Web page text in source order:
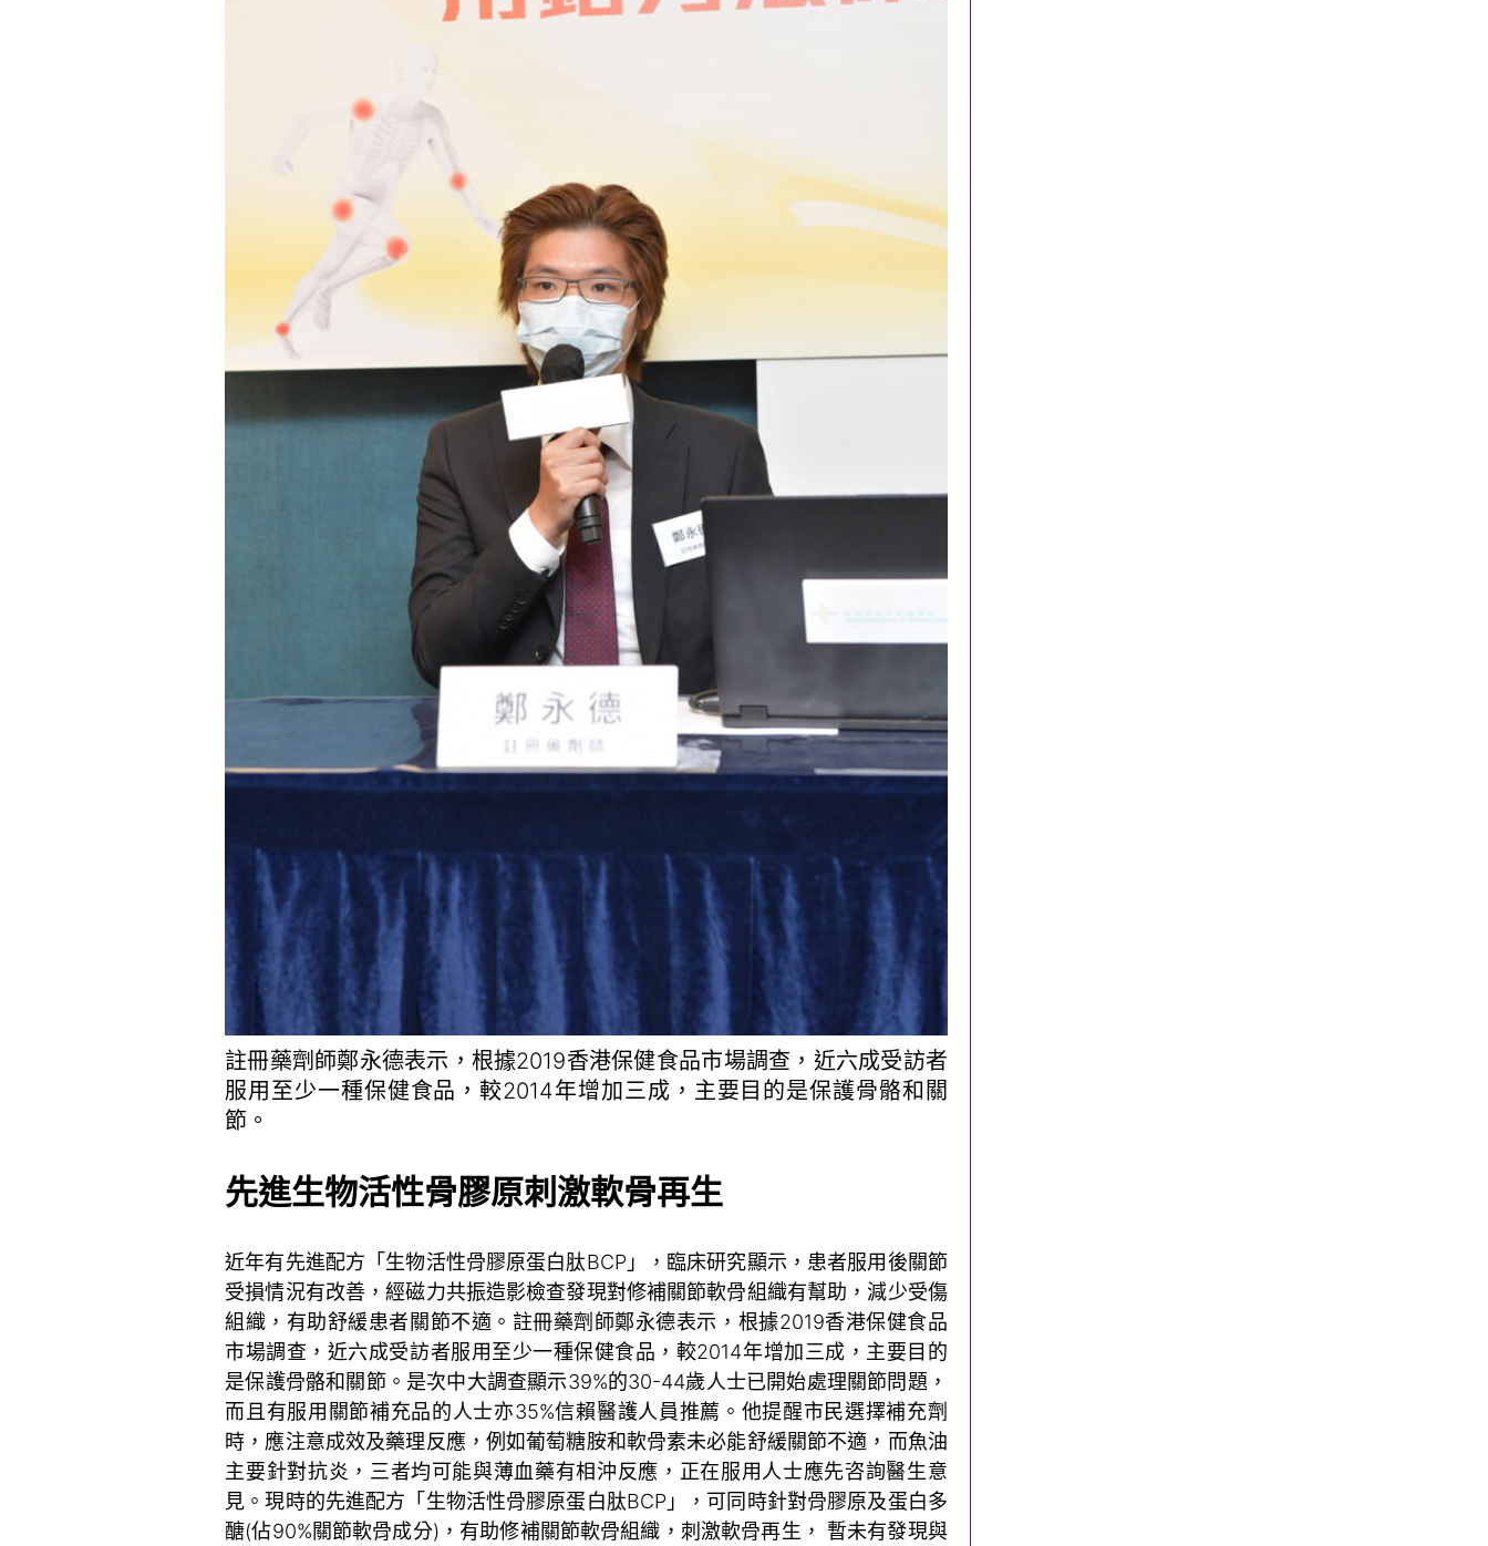
註冊藥劑師鄭永德表示，根據2019香港保健食品市場調查，近六成受訪者
服用至少一種保健食品，較2014年增加三成，主要目的是保護骨骼和關
節。
先進生物活性骨膠原刺激軟骨再生
近年有先進配方「生物活性骨膠原蛋白肽BCP」，臨床研究顯示，患者服用後關節
受損情況有改善，經磁力共振造影檢查發現對修補關節軟骨組織有幫助，減少受傷
組織，有助舒緩患者關節不適。註冊藥劑師鄭永德表示，根據2019香港保健食品
市場調查，近六成受訪者服用至少一種保健食品，較2014年增加三成，主要目的
是保護骨骼和關節。是次中大調查顯示39%的30-44歲人士已開始處理關節問題，
而且有服用關節補充品的人士亦35%信賴醫護人員推薦。他提醒市民選擇補充劑
時，應注意成效及藥理反應，例如葡萄糖胺和軟骨素未必能舒緩關節不適，而魚油
主要針對抗炎，三者均可能與薄血藥有相沖反應，正在服用人士應先咨詢醫生意
見。現時的先進配方「生物活性骨膠原蛋白肽BCP」，可同時針對骨膠原及蛋白多
醣(佔90%關節軟骨成分)，有助修補關節軟骨組織，刺激軟骨再生， 暫未有發現與